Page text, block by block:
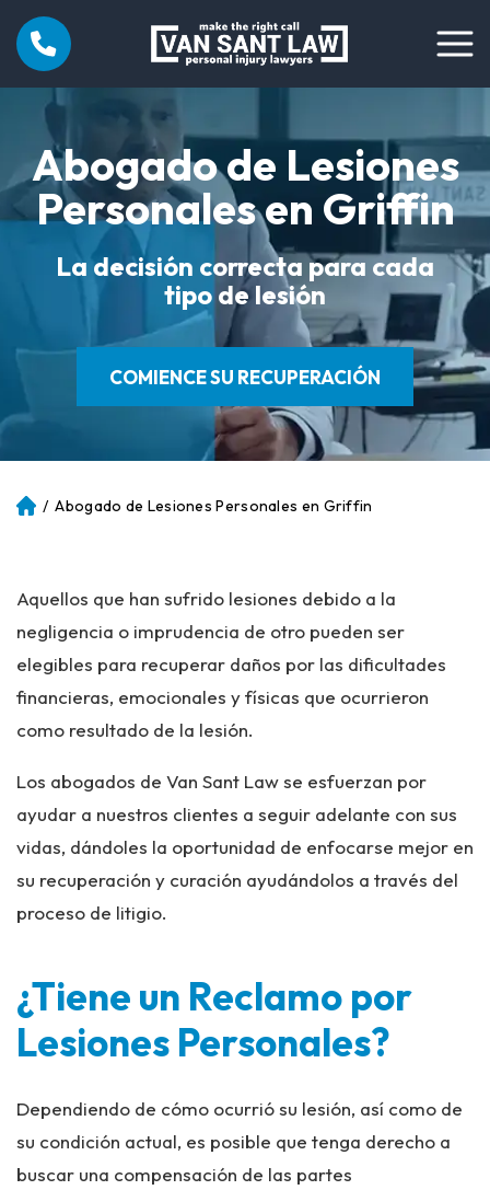
Abogado de Lesiones
Personales en Griffin
La decisión correcta para cada
tipo de lesión
COMIENCE SU RECUPERACIÓN
Ini / Abogado de Lesiones Personales en Griffin
Aquellos que han sufrido lesiones debido a la
negligencia o imprudencia de otro pueden ser
elegibles para recuperar daños por las dificultades
financieras, emocionales y físicas que ocurrieron
como resultado de la lesión.
Los abogados de Van Sant Law se esfuerzan por
ayudar a nuestros clientes a seguir adelante con sus
vidas, dándoles la oportunidad de enfocarse mejor en
su recuperación y curación ayudándolos a través del
proceso de litigio.
¿Tiene un Reclamo por
Lesiones Personales?
Dependiendo de cómo ocurrió su lesión, así como de
su condición actual, es posible que tenga derecho a
buscar una compensación de las partes